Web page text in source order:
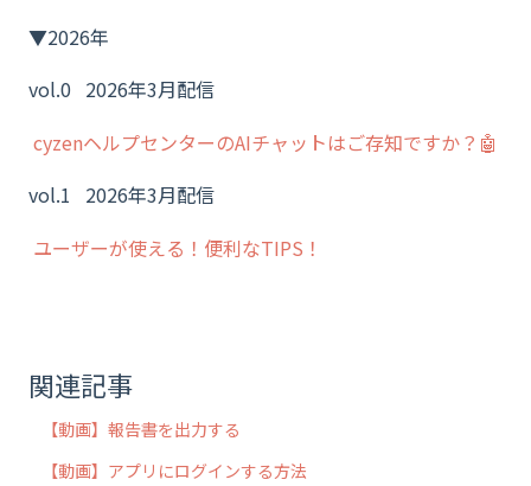
▼2026年
vol.0 2026年3月配信
cyzenヘルプセンターのAIチャットはご存知ですか？🤖
vol.1 2026年3月配信
ユーザーが使える！便利なTIPS！
関連記事
【動画】報告書を出力する
【動画】アプリにログインする方法